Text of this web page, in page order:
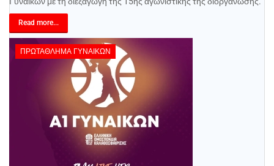
Read more...
ΠΡΩΤΆΘΛΗΜΑ ΓΥΝΑΙΚΏΝ